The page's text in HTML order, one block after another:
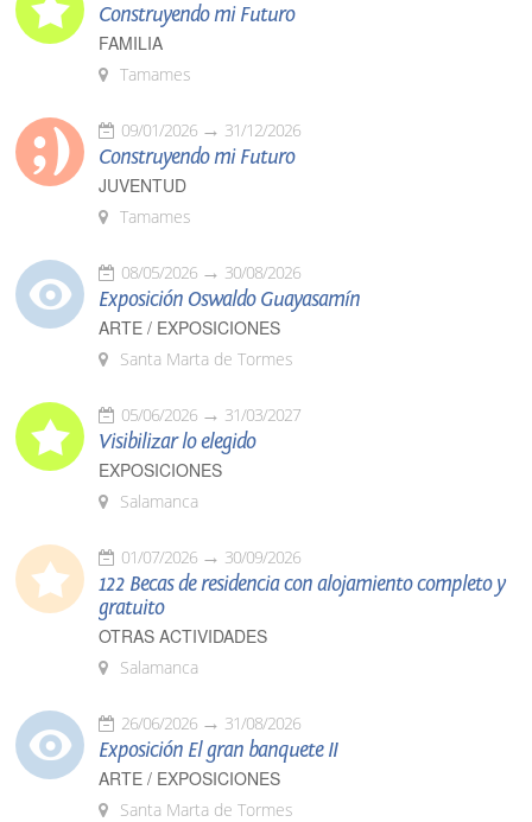
Construyendo mi Futuro
FAMILIA
Tamames
09/01/2026 31/12/2026
Construyendo mi Futuro
JUVENTUD
Tamames
08/05/2026 30/08/2026
Exposición Oswaldo Guayasamín
ARTE / EXPOSICIONES
Santa Marta de Tormes
05/06/2026 31/03/2027
Visibilizar lo elegido
EXPOSICIONES
Salamanca
01/07/2026 30/09/2026
122 Becas de residencia con alojamiento completo y
gratuito
OTRAS ACTIVIDADES
Salamanca
26/06/2026 31/08/2026
Exposición El gran banquete II
ARTE / EXPOSICIONES
Santa Marta de Tormes